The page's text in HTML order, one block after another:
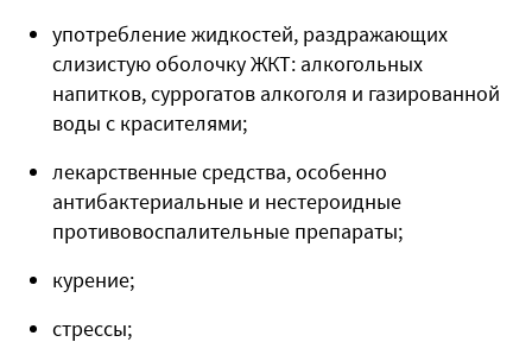
употребление жидкостей, раздражающих
слизистую оболочку ЖКТ: алкогольных
напитков, суррогатов алкоголя и газированной
воды с красителями;
лекарственные средства, особенно
антибактериальные и нестероидные
противовоспалительные препараты;
курение;
стрессы;